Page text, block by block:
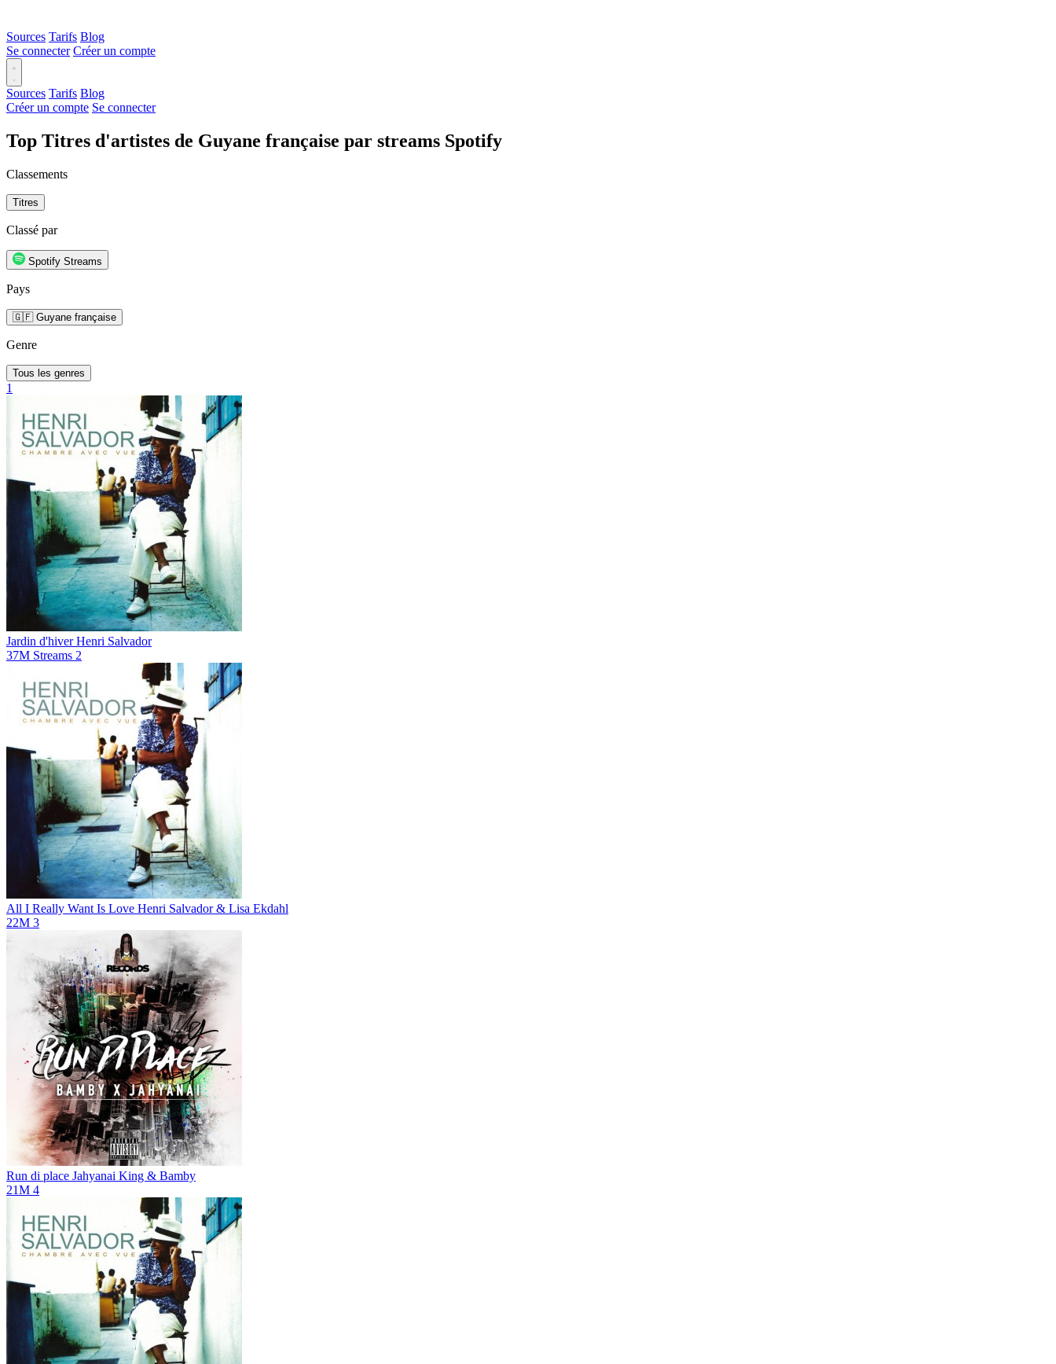
Sources Tarifs Blog
Se connecter Créer un compte
Sources Tarifs Blog
Créer un compte Se connecter
Top Titres d'artistes de Guyane française par streams Spotify
Classements
Titres
Classé par
Spotify Streams
Pays
🇬🇫 Guyane française
Genre
Tous les genres
1
Jardin d'hiver Henri Salvador
37M Streams 2
All I Really Want Is Love Henri Salvador & Lisa Ekdahl
22M 3
Run di place Jahyanai King & Bamby
21M 4